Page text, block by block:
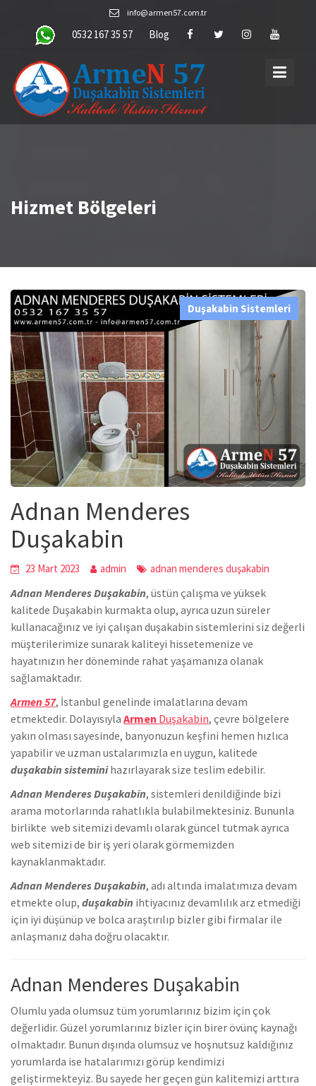
content
info@armen57.com.tr
0532 167 35 57 Blog
Hizmet Bölgeleri
Duşakabin Sistemleri
Adnan Menderes
Duşakabin
23 Mart 2023 admin adnan menderes duşakabin
Adnan Menderes Duşakabin, üstün çalışma ve yüksek
kalitede Duşakabin kurmakta olup, ayrıca uzun süreler
kullanacağınız ve iyi çalışan duşakabin sistemlerini siz değerli
müşterilerimize sunarak kaliteyi hissetemenize ve
hayatınızın her döneminde rahat yaşamanıza olanak
sağlamaktadır.
Armen 57, İstanbul genelinde imalatlarına devam
etmektedir. Dolayısıyla Armen Duşakabin, çevre bölgelere
yakın olması sayesinde, banyonuzun keşfini hemen hızlıca
yapabilir ve uzman ustalarımızla en uygun, kalitede
duşakabin sisteminihazırlayarak size teslim edebilir.
Adnan Menderes Duşakabin, sistemleri denildiğinde bizi
arama motorlarında rahatlıkla bulabilmektesiniz. Bununla
birlikte web sitemizi devamlı olarak güncel tutmak ayrıca
web sitemizi de bir iş yeri olarak görmemizden
kaynaklanmaktadır.
Adnan Menderes Duşakabin, adı altında imalatımıza devam
etmekte olup, duşakabin ihtiyacınız devamlılık arz etmediği
için iyi düşünüp ve bolca araştırılıp bizler gibi firmalar ile
anlaşmanız daha doğru olacaktır.
Adnan Menderes Duşakabin
Olumlu yada olumsuz tüm yorumlarınız bizim için çok
değerlidir. Güzel yorumlarınız bizler için birer övünç kaynağı
olmaktadır. Bunun dışında olumsuz ve hoşnutsuz kaldığınız
yorumlarda ise hatalarımızı görüp kendimizi
geliştirmekteyiz. Bu sayede her geçen gün kalitemizi arttıra